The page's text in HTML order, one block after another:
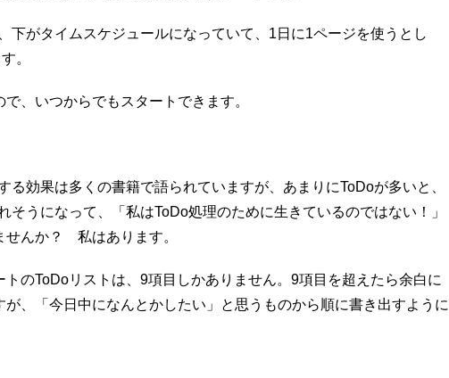
下がタイムスケジュールになっていて、1日に1ページを使うとし
。
、いつからでもスタートできます。
る効果は多くの書籍で語られていますが、あまりにToDoが多いと、
そうになって、「私はToDo処理のために生きているのではない！」
せんか？ 私はあります。
のToDoリストは、9項目しかありません。9項目を超えたら余白に
が、「今日中になんとかしたい」と思うものから順に書き出すように